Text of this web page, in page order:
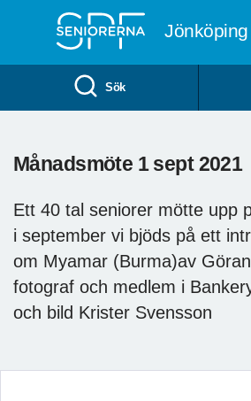
Sök
Månadsmöte 1 sept 2021
Ett 40 tal seniorer mötte upp
i september vi bjöds på ett
om Myamar (Burma)av
fotograf och medlem i
och bild Krister Svensson